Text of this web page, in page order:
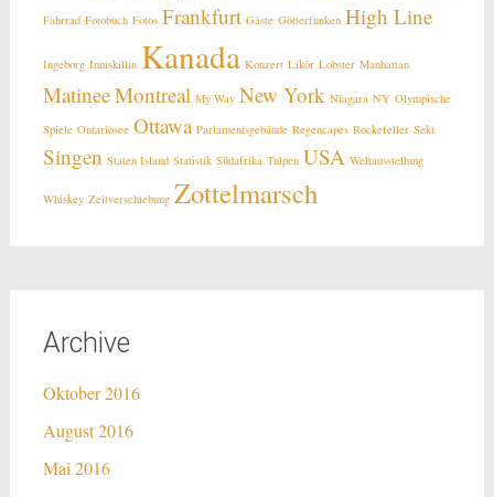
Fahrrad Fotobuch Fotos Frankfurt Gäste Götterfunken High Line
Ingeborg Inniskillin Kanada Konzert Likör Lobster Manhattan
MatineeMontreal My Way New York Niagara NY Olympische
Spiele Ontariosee Ottawa Parlamentsgebäude Regencapes Rockefeller Sekt
Singen Staten Island Statistik Südafrika Tulpen USA Weltausstellung
Whiskey Zeitverschiebung Zottelmarsch
Archive
Oktober 2016
August 2016
Mai 2016